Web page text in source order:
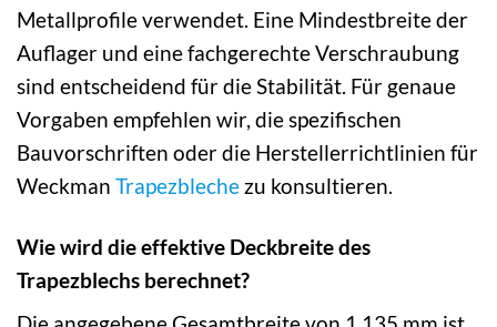
Metallprofile verwendet. Eine Mindestbreite der
Auflager und eine fachgerechte Verschraubung
sind entscheidend für die Stabilität. Für genaue
Vorgaben empfehlen wir, die spezifischen
Bauvorschriften oder die Herstellerrichtlinien für
Weckman Trapezbleche zu konsultieren.
Wie wird die effektive Deckbreite des
Trapezblechs berechnet?